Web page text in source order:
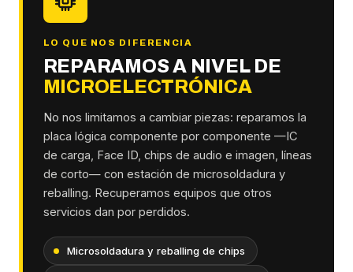
LO QUE NOS DIFERENCIA
REPARAMOS A NIVEL DE
MICROELECTRÓNICA
No nos limitamos a cambiar piezas: reparamos la
placa lógica componente por componente —IC
de carga, Face ID, chips de audio e imagen, líneas
de corto— con estación de microsoldadura y
reballing. Recuperamos equipos que otros
servicios dan por perdidos.
Microsoldadura y reballing de chips